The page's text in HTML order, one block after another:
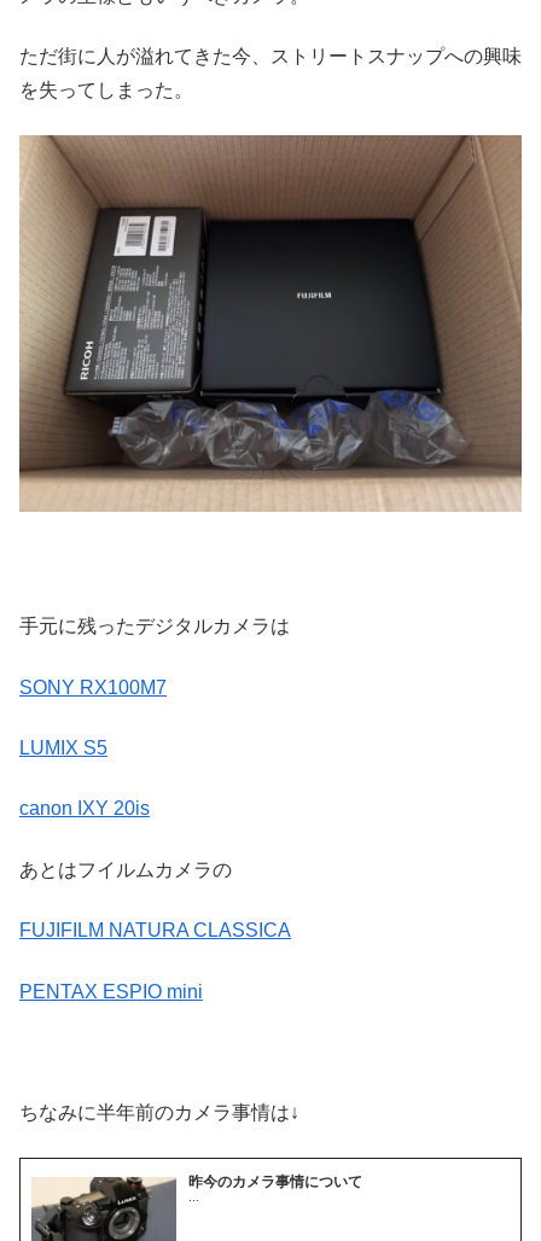
ただ街に人が溢れてきた今、ストリートスナップへの興味
を失ってしまった。
手元に残ったデジタルカメラは
SONY RX100M7
LUMIX S5
canon IXY 20is
あとはフイルムカメラの
FUJIFILM NATURA CLASSICA
PENTAX ESPIO mini
ちなみに半年前のカメラ事情は↓
昨今のカメラ事情について
...